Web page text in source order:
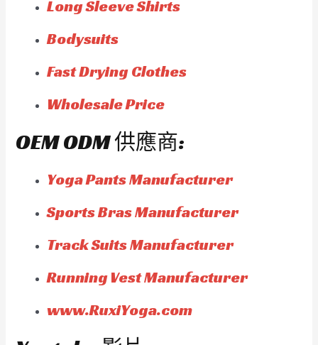
Long Sleeve Shirts
Bodysuits
Fast Drying Clothes
Wholesale Price
OEM ODM 供應商:
Yoga Pants Manufacturer
Sports Bras Manufacturer
Track Suits Manufacturer
Running Vest Manufacturer
www.RuxiYoga.com